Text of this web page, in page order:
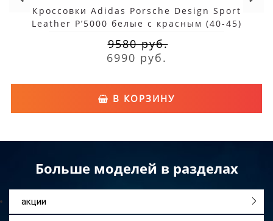
Кроссовки Adidas Porsche Design Sport
Leather P’5000 белые с красным (40-45)
9580 руб.
6990 руб.
В КОРЗИНУ
Больше моделей в разделах
акции